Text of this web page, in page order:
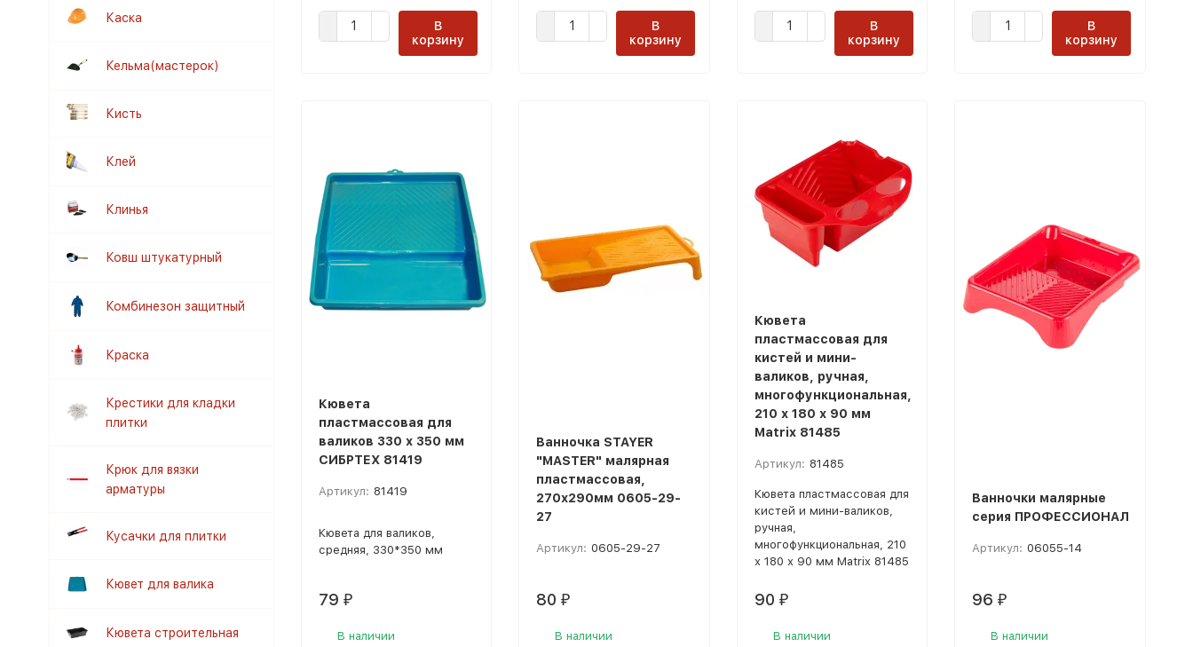
В
корзину
В
корзину
В
корзину
В
корзину
Кювета
пластмассовая для
валиков 330 х 350 мм
СИБРТЕХ 81419
Артикул: 81419
Кювета для валиков,
средняя, 330*350 мм
79 ₽
В наличии
Ванночка STAYER
"MASTER" малярная
пластмассовая,
270х290мм 0605-29-
27
Артикул: 0605-29-27
80 ₽
В наличии
Кювета
пластмассовая для
кистей и мини-
валиков, ручная,
многофункциональная,
210 х 180 х 90 мм
Matrix 81485
Артикул: 81485
Кювета пластмассовая для
кистей и мини-валиков,
ручная,
многофункциональная, 210
х 180 х 90 мм Matrix 81485
90 ₽
В наличии
Ванночки малярные
серия ПРОФЕССИОНАЛ
Артикул: 06055-14
96 ₽
В наличии
Каска
Кельма(мастерок)
Кисть
Клей
Клинья
Ковш штукатурный
Комбинезон защитный
Краска
Крестики для кладки
плитки
Крюк для вязки
арматуры
Кусачки для плитки
Кювет для валика
Кювета строительная